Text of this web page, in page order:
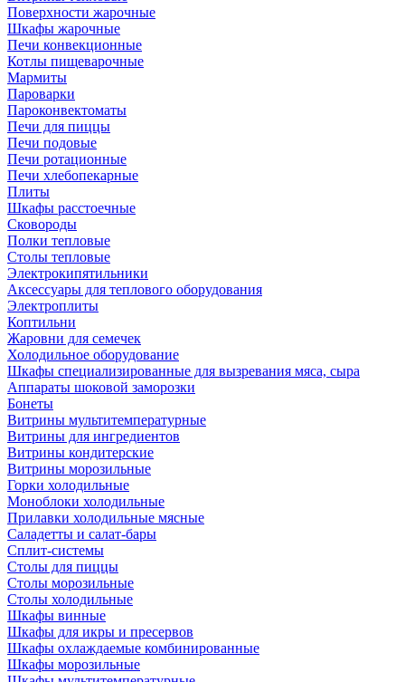
Поверхности жарочные
Шкафы жарочные
Печи конвекционные
Котлы пищеварочные
Мармиты
Пароварки
Пароконвектоматы
Печи для пиццы
Печи подовые
Печи ротационные
Печи хлебопекарные
Плиты
Шкафы расстоечные
Сковороды
Полки тепловые
Столы тепловые
Электрокипятильники
Аксессуары для теплового оборудования
Электроплиты
Коптильни
Жаровни для семечек
Холодильное оборудование
Шкафы специализированные для вызревания мяса, сыра
Аппараты шоковой заморозки
Бонеты
Витрины мультитемпературные
Витрины для ингредиентов
Витрины кондитерские
Витрины морозильные
Горки холодильные
Моноблоки холодильные
Прилавки холодильные мясные
Саладетты и салат-бары
Сплит-системы
Столы для пиццы
Столы морозильные
Столы холодильные
Шкафы винные
Шкафы для икры и пресервов
Шкафы охлаждаемые комбинированные
Шкафы морозильные